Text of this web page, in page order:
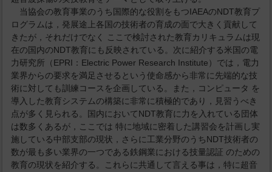
当協会の教育事業のうち国際的な役割をもつIAEAのNDT教育プ
ログラムは，発展途上各国の技術者の育成の面で大きく貢献して
きたが，それだけでなく ここで検討された教育カリキュラムは現
在の国内のNDT教育にも反映されている。次に紹介する米国の電
力研究所（EPRI：Electric Power Research Institute）では，電力
業界からの要求を満足させるという使命感から非常に先端的な技
術に対しても訓練コースを企画している。また，コンピュータ を
導入した教育システムの構築に非常に積極的であり，見習うべき
点が多く見られる。国内においてNDT教育に力を入れている団体
は数多くあるが，ここでは 特に地域に密着した講習会を計画し実
施している中部支部の現状，さらに工業分野のうちNDT技術者の
数が最も多い業界の一つである鉄鋼業における技量認証 のための
教育の現状を紹介する。これらに共通して言える事は，特に超音